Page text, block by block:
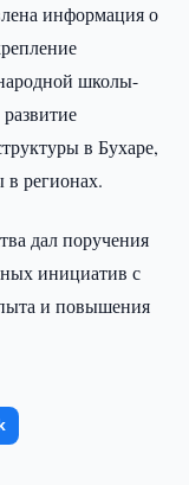
информация о
школы-
в Бухаре,
регионах.
дал поручения
инициатив с
и повышения